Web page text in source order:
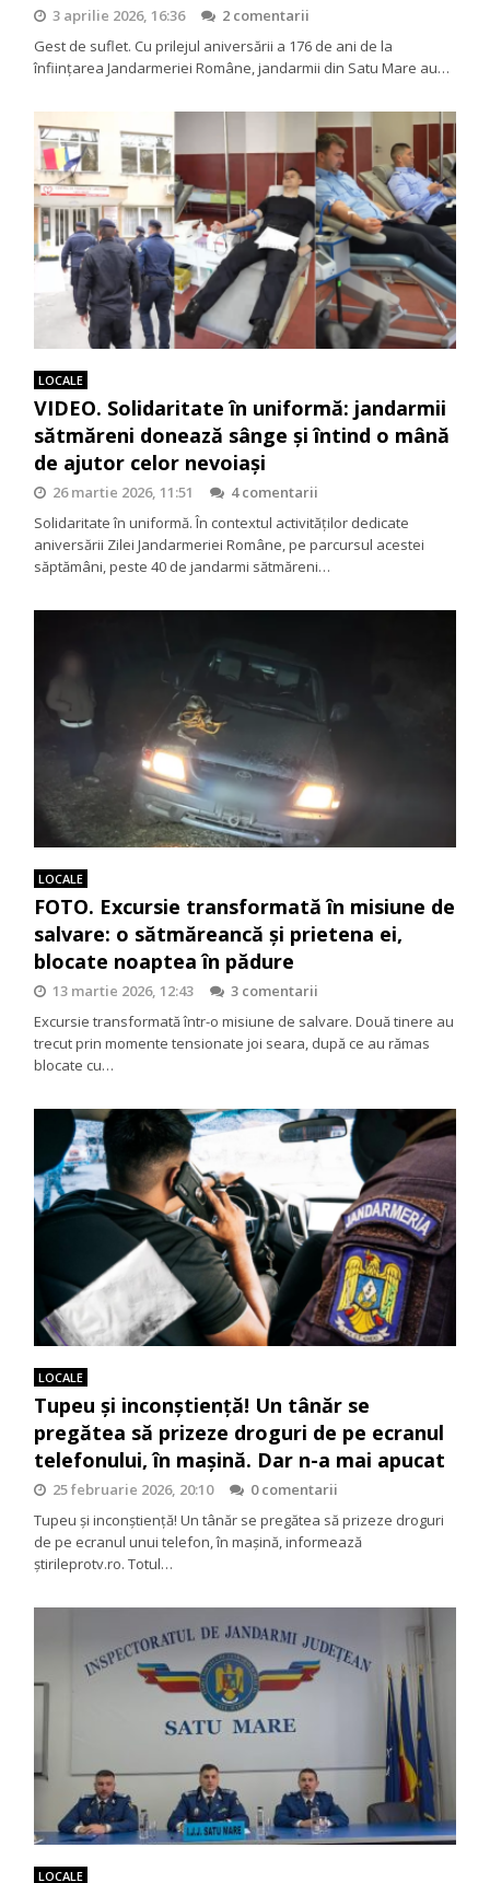
3 aprilie 2026, 16:36
2 comentarii
Gest de suflet. Cu prilejul aniversării a 176 de ani de la
înființarea Jandarmeriei Române, jandarmii din Satu Mare au…
LOCALE
VIDEO. Solidaritate în uniformă: jandarmii
sătmăreni donează sânge și întind o mână
de ajutor celor nevoiași
26 martie 2026, 11:51
4 comentarii
Solidaritate în uniformă. În contextul activităților dedicate
aniversării Zilei Jandarmeriei Române, pe parcursul acestei
săptămâni, peste 40 de jandarmi sătmăreni…
LOCALE
FOTO. Excursie transformată în misiune de
salvare: o sătmăreancă și prietena ei,
blocate noaptea în pădure
13 martie 2026, 12:43
3 comentarii
Excursie transformată într-o misiune de salvare. Două tinere au
trecut prin momente tensionate joi seara, după ce au rămas
blocate cu…
LOCALE
Tupeu și inconștiență! Un tânăr se
pregătea să prizeze droguri de pe ecranul
telefonului, în mașină. Dar n-a mai apucat
25 februarie 2026, 20:10
0 comentarii
Tupeu și inconștiență! Un tânăr se pregătea să prizeze droguri
de pe ecranul unui telefon, în mașină, informează
știrileprotv.ro. Totul…
LOCALE